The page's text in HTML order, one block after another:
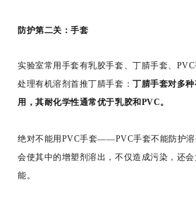
防护第二关：手套
实验室常用手套有乳胶手套、丁腈手套、
处理有机溶剂首推丁腈手套：丁腈手套对多
用，其耐化学性通常优于乳胶和PVC。
绝对不能用PVC手套——PVC手套不能防护溶
会使其中的增塑剂溶出，不仅造成污染，还
能。